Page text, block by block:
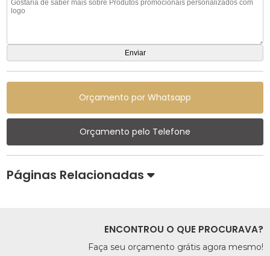
Orçamento por Whatsapp
Orçamento pelo Telefone
Páginas Relacionadas
ENCONTROU O QUE PROCURAVA?
Faça seu orçamento grátis agora mesmo!